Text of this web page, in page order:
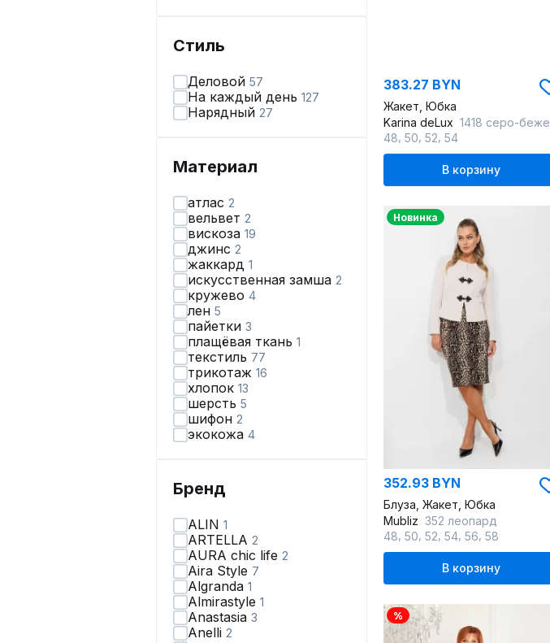
Стиль
Деловой 57
На каждый день 127
Нарядный 27
Материал
атлас 2
вельвет 2
вискоза 19
джинс 2
жаккард 1
искусственная замша 2
кружево 4
лен 5
пайетки 3
плащёвая ткань 1
текстиль 77
трикотаж 16
хлопок 13
шерсть 5
шифон 2
экокожа 4
Бренд
ALIN 1
ARTELLA 2
AURA chic life 2
Aira Style 7
Algranda 1
Almirastyle 1
Anastasia 3
Anelli 2
383.27 BYN
Жакет, Юбка
Karina deLux 1418 серо-бежевый_
48 50 52 54
В корзину
Новинка
352.93 BYN
Блуза, Жакет, Юбка
Mubliz 352 леопард
48 50 52 54 56 58
В корзину
%